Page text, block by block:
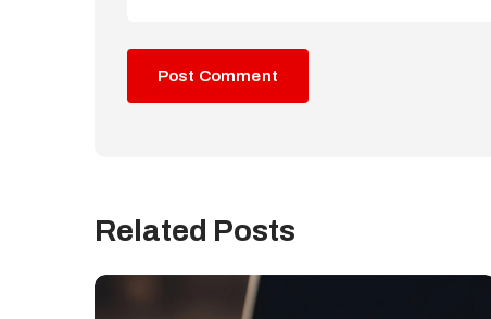
Related Posts